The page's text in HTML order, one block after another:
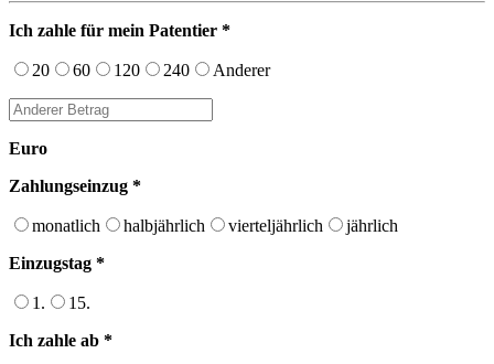
Ich zahle für mein Patentier *
20 60 120 240 Anderer
Euro
Zahlungseinzug *
monatlich halbjährlich vierteljährlich
jährlich
Einzugstag *
1.
15.
Ich zahle ab *